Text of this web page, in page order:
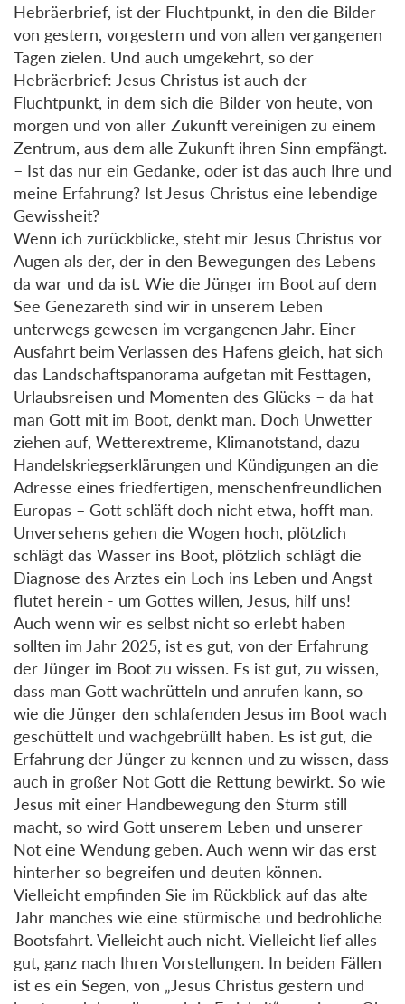
Hebräerbrief, ist der Fluchtpunkt, in den die Bilder
von gestern, vorgestern und von allen vergangenen
Tagen zielen. Und auch umgekehrt, so der
Hebräerbrief: Jesus Christus ist auch der
Fluchtpunkt, in dem sich die Bilder von heute, von
morgen und von aller Zukunft vereinigen zu einem
Zentrum, aus dem alle Zukunft ihren Sinn empfängt.
– Ist das nur ein Gedanke, oder ist das auch Ihre und
meine Erfahrung? Ist Jesus Christus eine lebendige
Gewissheit?
Wenn ich zurückblicke, steht mir Jesus Christus vor
Augen als der, der in den Bewegungen des Lebens
da war und da ist. Wie die Jünger im Boot auf dem
See Genezareth sind wir in unserem Leben
unterwegs gewesen im vergangenen Jahr. Einer
Ausfahrt beim Verlassen des Hafens gleich, hat sich
das Landschaftspanorama aufgetan mit Festtagen,
Urlaubsreisen und Momenten des Glücks – da hat
man Gott mit im Boot, denkt man. Doch Unwetter
ziehen auf, Wetterextreme, Klimanotstand, dazu
Handelskriegserklärungen und Kündigungen an die
Adresse eines friedfertigen, menschenfreundlichen
Europas – Gott schläft doch nicht etwa, hofft man.
Unversehens gehen die Wogen hoch, plötzlich
schlägt das Wasser ins Boot, plötzlich schlägt die
Diagnose des Arztes ein Loch ins Leben und Angst
flutet herein - um Gottes willen, Jesus, hilf uns!
Auch wenn wir es selbst nicht so erlebt haben
sollten im Jahr 2025, ist es gut, von der Erfahrung
der Jünger im Boot zu wissen. Es ist gut, zu wissen,
dass man Gott wachrütteln und anrufen kann, so
wie die Jünger den schlafenden Jesus im Boot wach
geschüttelt und wachgebrüllt haben. Es ist gut, die
Erfahrung der Jünger zu kennen und zu wissen, dass
auch in großer Not Gott die Rettung bewirkt. So wie
Jesus mit einer Handbewegung den Sturm still
macht, so wird Gott unserem Leben und unserer
Not eine Wendung geben. Auch wenn wir das erst
hinterher so begreifen und deuten können.
Vielleicht empfinden Sie im Rückblick auf das alte
Jahr manches wie eine stürmische und bedrohliche
Bootsfahrt. Vielleicht auch nicht. Vielleicht lief alles
gut, ganz nach Ihren Vorstellungen. In beiden Fällen
ist es ein Segen, von „Jesus Christus gestern und